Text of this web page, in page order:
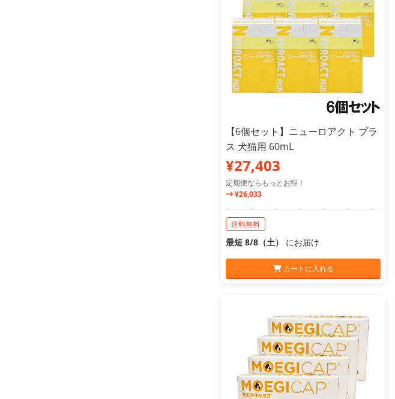
【6個セット】ニューロアクト プラ
ス 犬猫用 60mL
¥27,403
定期便ならもっとお得！
¥26,033
送料無料
最短 8/8（土） にお届け
カートに入れる